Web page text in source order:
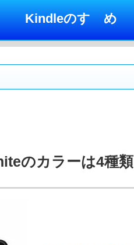
Kindleのすゝめ
のカラーは4種類